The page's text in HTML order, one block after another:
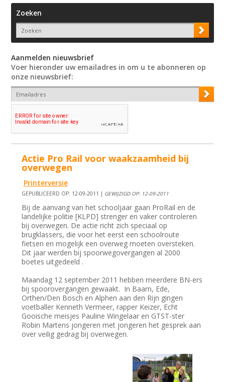
Zoeken
Aanmelden nieuwsbrief
Voer hieronder uw emailadres in om u te abonneren op
onze nieuwsbrief:
Actie Pro Rail voor waakzaamheid bij
overwegen
Printerversie
GEPUBLICEERD OP: 12-09-2011 | GEWIJZIGD OP: 12-09-2011
Bij de aanvang van het schooljaar gaan ProRail en de
landelijke politie [KLPD] strenger en vaker controleren
bij overwegen. De actie richt zich speciaal op
brugklassers, die voor het eerst een schoolroute
fietsen en mogelijk een overweg moeten oversteken.
Dit jaar werden bij spoorwegovergangen al 2000
boetes uitgedeeld .
Maandag 12 september 2011 hebben meerdere BN-ers
bij spoorovergangen gewaakt. In Baarn, Ede,
Orthen/Den Bosch en Alphen aan den Rijn gingen
voetballer Kenneth Vermeer, rapper Keizer, Echt
Gooische meisjes Pauline Wingelaar en GTST-ster
Robin Martens jongeren met jongeren het gesprek aan
over veilig gedrag bij overwegen.